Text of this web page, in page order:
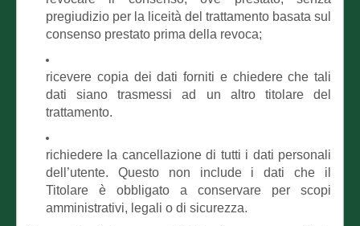
pregiudizio per la liceità del trattamento basata sul
consenso prestato prima della revoca;
ricevere copia dei dati forniti e chiedere che tali
dati siano trasmessi ad un altro titolare del
trattamento.
richiedere la cancellazione di tutti i dati personali
dell’utente. Questo non include i dati che il
Titolare è obbligato a conservare per scopi
amministrativi, legali o di sicurezza.